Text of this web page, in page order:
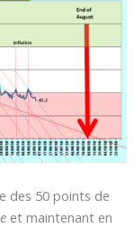
des 50 points de
et maintenant en